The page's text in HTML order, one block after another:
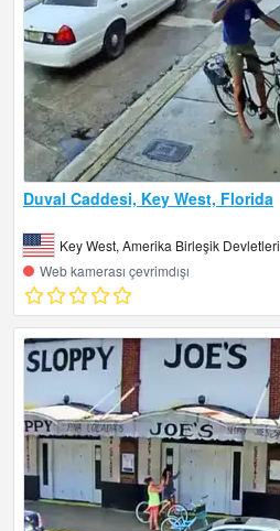
Duval Caddesi, Key West, Florida
Key West, Amerika Birleşik Devletleri
Web kamerası çevrimdışı